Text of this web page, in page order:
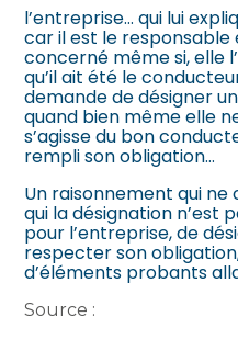
l’entreprise… qui lui
car il est le responsable
concerné même si, elle
qu’il ait été le
demande de désigner
quand bien même elle
s’agisse du bon
rempli son obligation…
Un raisonnement qui ne
qui la désignation n’est
pour l’entreprise, de
respecter son
d’éléments probants
Source :